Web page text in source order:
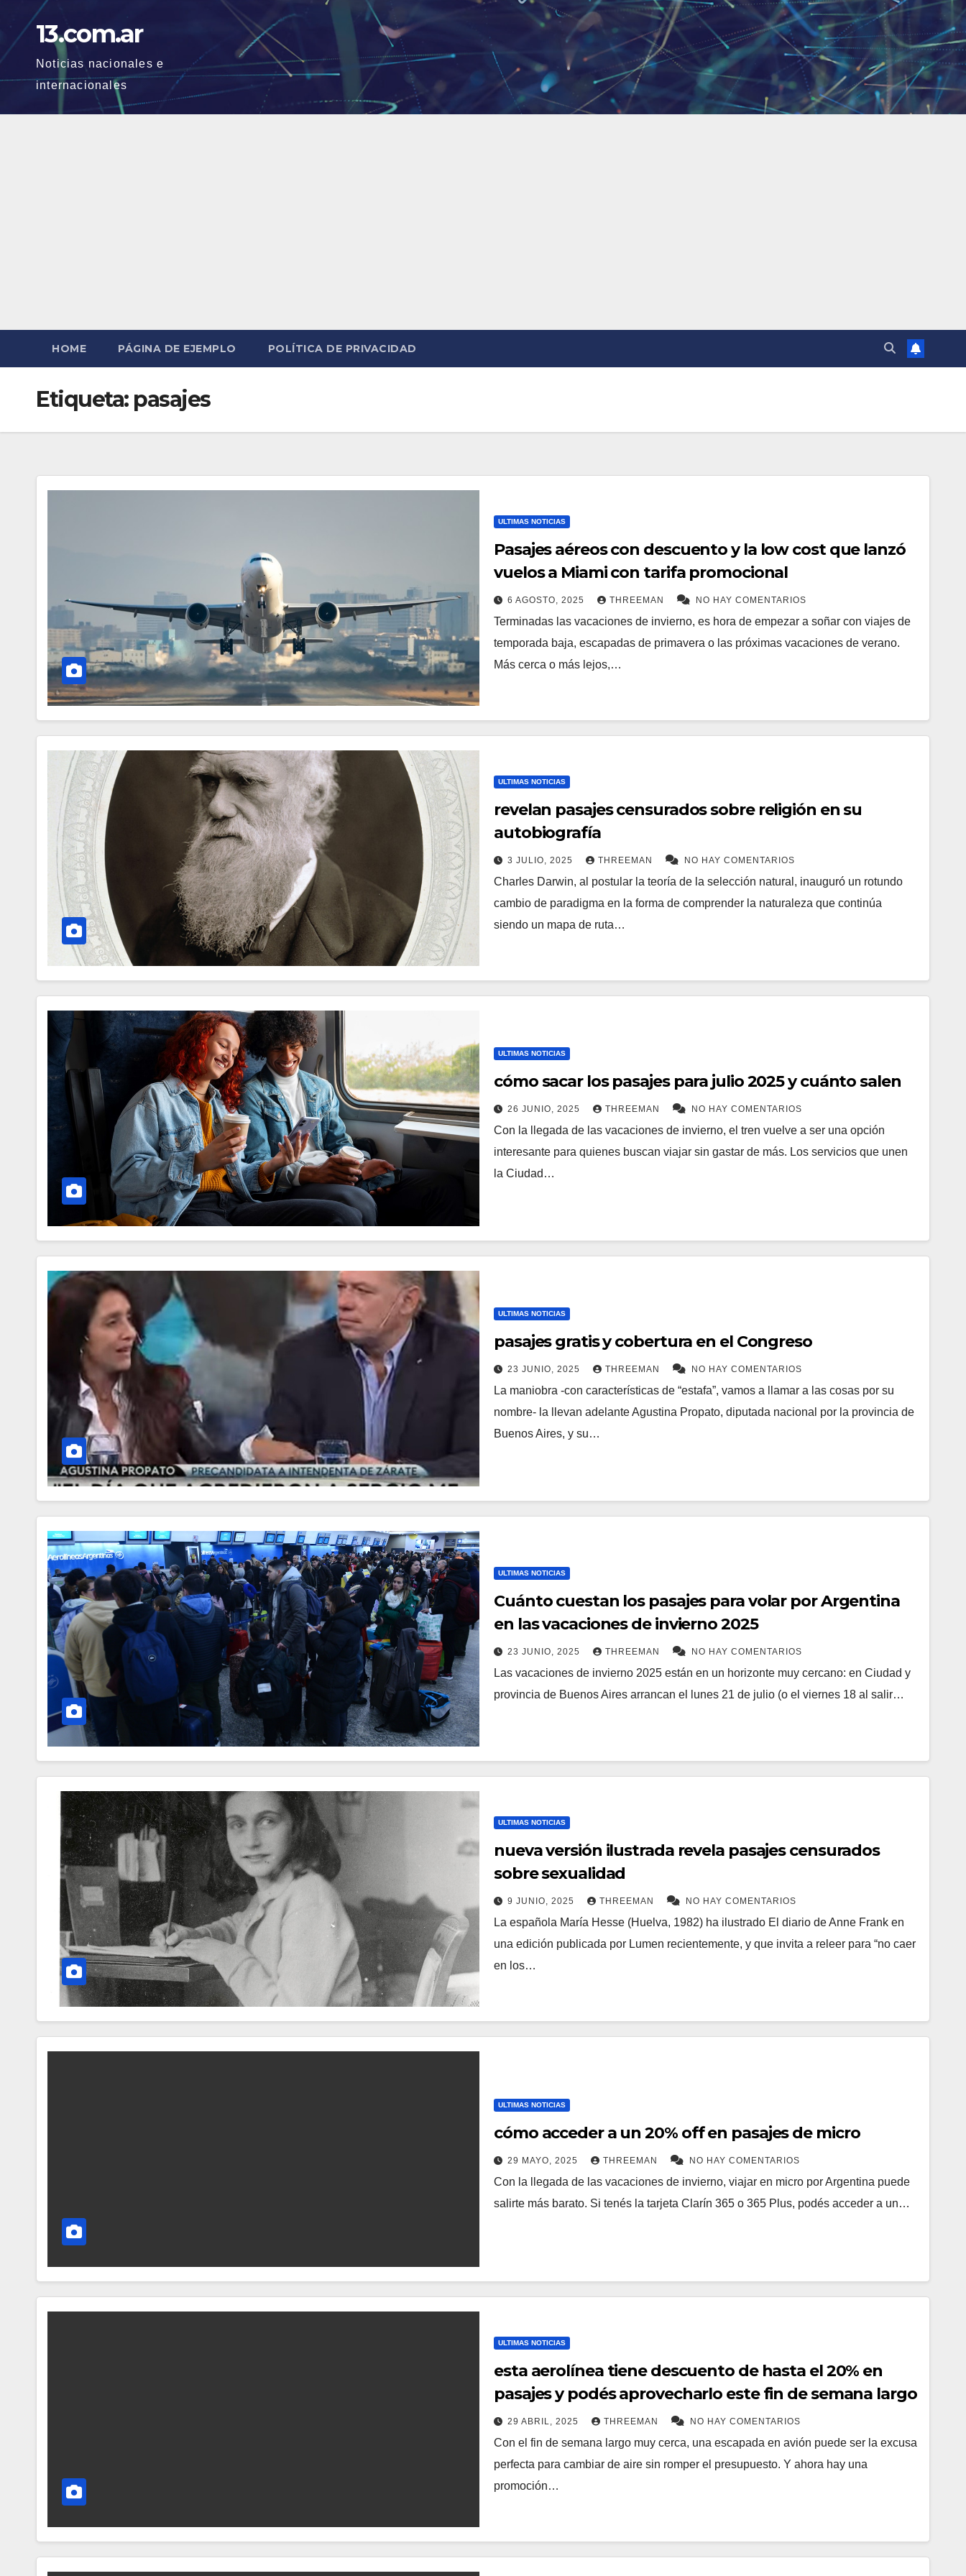
content
13.com.ar
Noticias nacionales e
internacionales
HOME PÁGINA DE EJEMPLO POLÍTICA DE PRIVACIDAD
Etiqueta: pasajes
ULTIMAS NOTICIAS
Pasajes aéreos con descuento y la low cost que lanzó
vuelos a Miami con tarifa promocional
6 AGOSTO, 2025 THREEMAN NO HAY COMENTARIOS
Terminadas las vacaciones de invierno, es hora de empezar a soñar con viajes de
temporada baja, escapadas de primavera o las próximas vacaciones de verano.
Más cerca o más lejos,…
ULTIMAS NOTICIAS
revelan pasajes censurados sobre religión en su
autobiografía
3 JULIO, 2025 THREEMAN NO HAY COMENTARIOS
Charles Darwin, al postular la teoría de la selección natural, inauguró un rotundo
cambio de paradigma en la forma de comprender la naturaleza que continúa
siendo un mapa de ruta…
ULTIMAS NOTICIAS
cómo sacar los pasajes para julio 2025 y cuánto salen
26 JUNIO, 2025 THREEMAN NO HAY COMENTARIOS
Con la llegada de las vacaciones de invierno, el tren vuelve a ser una opción
interesante para quienes buscan viajar sin gastar de más. Los servicios que unen
la Ciudad…
ULTIMAS NOTICIAS
pasajes gratis y cobertura en el Congreso
23 JUNIO, 2025 THREEMAN NO HAY COMENTARIOS
La maniobra -con características de “estafa”, vamos a llamar a las cosas por su
nombre- la llevan adelante Agustina Propato, diputada nacional por la provincia de
Buenos Aires, y su…
ULTIMAS NOTICIAS
Cuánto cuestan los pasajes para volar por Argentina
en las vacaciones de invierno 2025
23 JUNIO, 2025 THREEMAN NO HAY COMENTARIOS
Las vacaciones de invierno 2025 están en un horizonte muy cercano: en Ciudad y
provincia de Buenos Aires arrancan el lunes 21 de julio (o el viernes 18 al salir…
ULTIMAS NOTICIAS
nueva versión ilustrada revela pasajes censurados
sobre sexualidad
9 JUNIO, 2025 THREEMAN NO HAY COMENTARIOS
La española María Hesse (Huelva, 1982) ha ilustrado El diario de Anne Frank en
una edición publicada por Lumen recientemente, y que invita a releer para “no caer
en los…
ULTIMAS NOTICIAS
cómo acceder a un 20% off en pasajes de micro
29 MAYO, 2025 THREEMAN NO HAY COMENTARIOS
Con la llegada de las vacaciones de invierno, viajar en micro por Argentina puede
salirte más barato. Si tenés la tarjeta Clarín 365 o 365 Plus, podés acceder a un…
ULTIMAS NOTICIAS
esta aerolínea tiene descuento de hasta el 20% en
pasajes y podés aprovecharlo este fin de semana largo
29 ABRIL, 2025 THREEMAN NO HAY COMENTARIOS
Con el fin de semana largo muy cerca, una escapada en avión puede ser la excusa
perfecta para cambiar de aire sin romper el presupuesto. Y ahora hay una
promoción…